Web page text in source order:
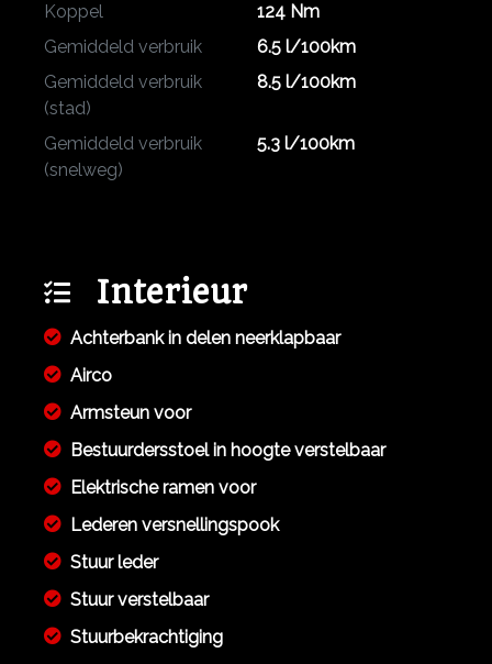
Koppel
124 Nm
Gemiddeld verbruik
6.5 l/100km
Gemiddeld verbruik
(stad)
8.5 l/100km
Gemiddeld verbruik
(snelweg)
5.3 l/100km
Interieur
Achterbank in delen neerklapbaar
Airco
Armsteun voor
Bestuurdersstoel in hoogte verstelbaar
Elektrische ramen voor
Lederen versnellingspook
Stuur leder
Stuur verstelbaar
Stuurbekrachtiging